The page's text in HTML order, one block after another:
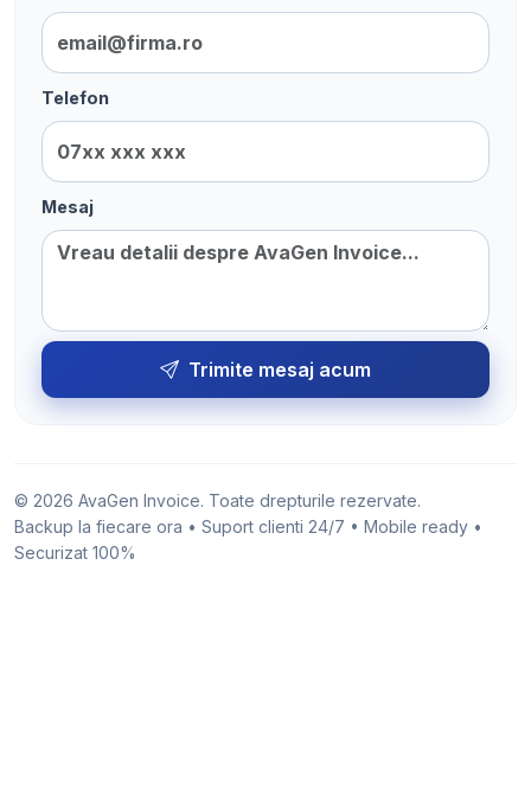
Telefon
Mesaj
Trimite mesaj acum
© 2026 AvaGen Invoice. Toate drepturile rezervate.
Backup la fiecare ora • Suport clienti 24/7 • Mobile ready •
Securizat 100%